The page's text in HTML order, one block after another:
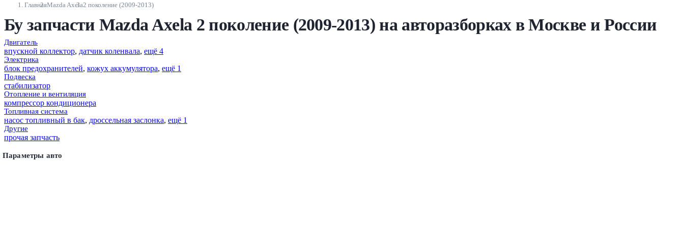
ГлавнаяMazda Axela2 поколение (2009-2013)
Бу запчасти Mazda Axela 2 поколение (2009-2013) на авторазборках в Москве и России
Двигатель
впускной коллектор, датчик коленвала, ещё 4
Электрика
блок предохранителей, кожух аккумулятора, ещё 1
Подвеска
стабилизатор
Отопление и вентиляция
компрессор кондиционера
Топливная система
насос топливный в бак, дроссельная заслонка, ещё 1
Другие
прочая запчасть
Параметры авто